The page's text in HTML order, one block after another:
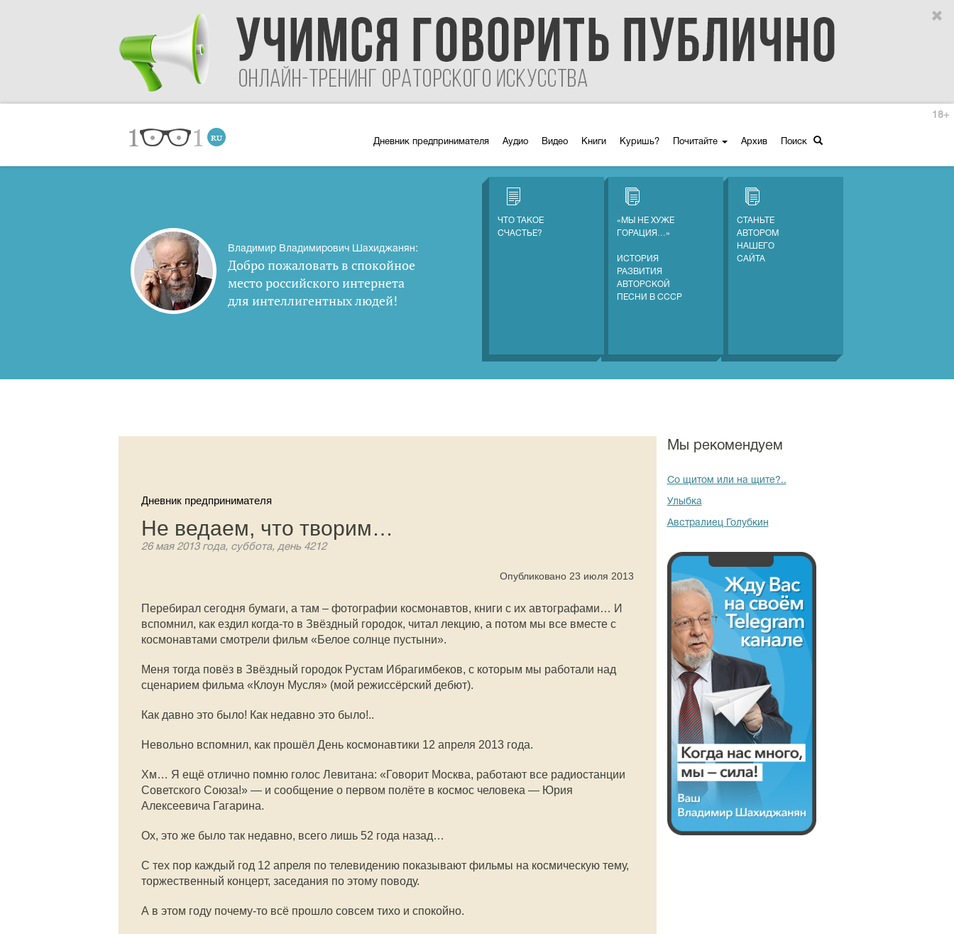
Дневник предпринимателя Аудио Видео Книги Куришь? Почитайте Архив Поиск
18+
Владимир Владимирович Шахиджанян:
Добро пожаловать в спокойное
место российского интернета
для интеллигентных людей!
ЧТО ТАКОЕ
СЧАСТЬЕ?
«МЫ НЕ ХУЖЕ
ГОРАЦИЯ…»
ИСТОРИЯ
РАЗВИТИЯ
АВТОРСКОЙ
ПЕСНИ В СССР
СТАНЬТЕ
АВТОРОМ
НАШЕГО
САЙТА
Дневник предпринимателя
Не ведаем, что творим…
26 мая 2013 года, суббота, день 4212
Опубликовано 23 июля 2013
Перебирал сегодня бумаги, а там – фотографии космонавтов, книги с их автографами… И
вспомнил, как ездил когда-то в Звёздный городок, читал лекцию, а потом мы все вместе с
космонавтами смотрели фильм «Белое солнце пустыни».
Меня тогда повёз в Звёздный городок Рустам Ибрагимбеков, с которым мы работали над
сценарием фильма «Клоун Мусля» (мой режиссёрский дебют).
Как давно это было! Как недавно это было!..
Невольно вспомнил, как прошёл День космонавтики 12 апреля 2013 года.
Хм… Я ещё отлично помню голос Левитана: «Говорит Москва, работают все радиостанции
Советского Союза!» — и сообщение о первом полёте в космос человека — Юрия
Алексеевича Гагарина.
Ох, это же было так недавно, всего лишь 52 года назад…
С тех пор каждый год 12 апреля по телевидению показывают фильмы на космическую тему,
торжественный концерт, заседания по этому поводу.
А в этом году почему-то всё прошло совсем тихо и спокойно.
Мы рекомендуем
Со щитом или на щите?..
Улыбка
Австралиец Голубкин